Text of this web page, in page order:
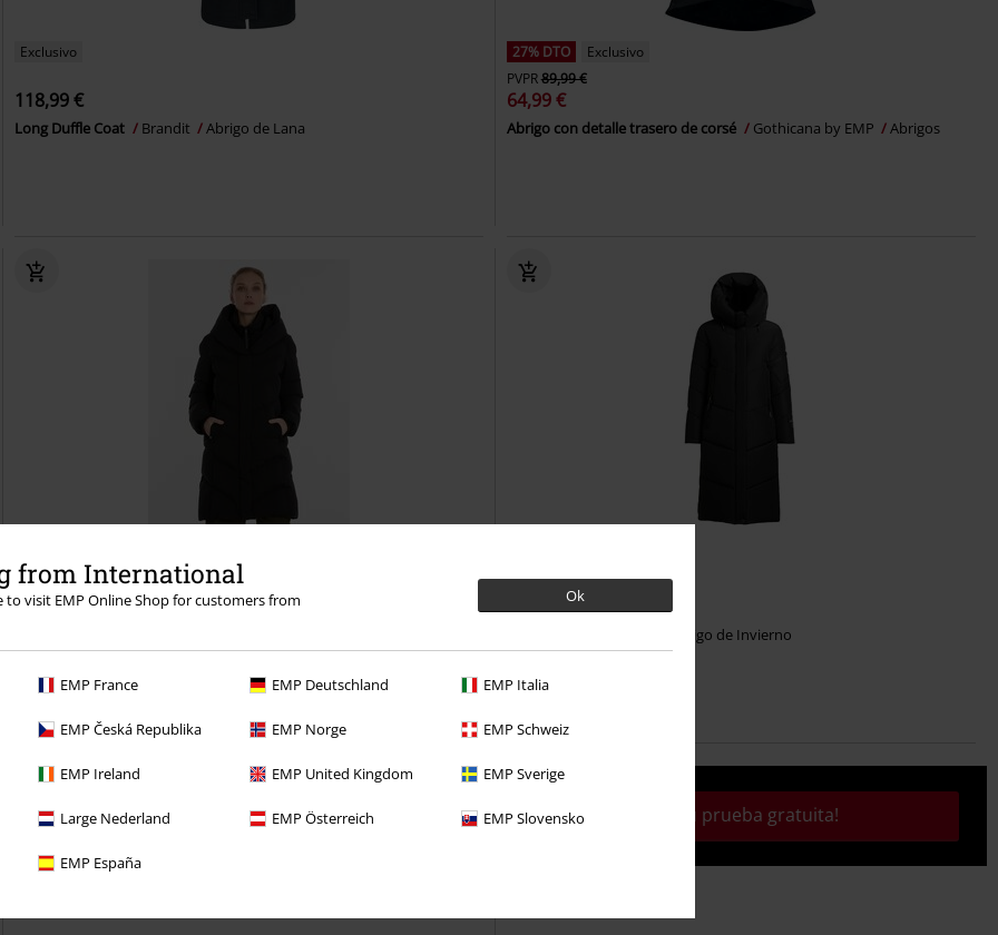
from International
to visit EMP Online Shop for customers from
Ok
EMP France EMP Deutschland EMP Italia
EMP Česká Republika EMP Norge EMP Schweiz
EMP Ireland EMP United Kingdom EMP Sverige
Large Nederland EMP Österreich EMP Slovensko
EMP España
Exclusivo
118,99 €
Long Duffle Coat Brandit Abrigo de Lana
27% DTO
Exclusivo
PVPR89,99 €
64,99 €
Abrigo con detalle trasero de corsé Gothicana by EMP Abrigos
172,99 € 124,99 €
Abrigo de Invierno
¡Activa tu prueba gratuita!